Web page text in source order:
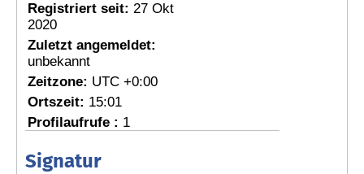
Registriert seit: 27 Okt
2020
Zuletzt angemeldet:
unbekannt
Zeitzone: UTC +0:00
Ortszeit: 15:01
Profilaufrufe : 1
Signatur